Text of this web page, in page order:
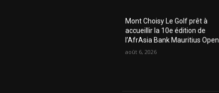
Mont Choisy Le Golf prêt à
accueillir la 10e édition de
l’AfrAsia Bank Mauritius Open
août 6, 2026